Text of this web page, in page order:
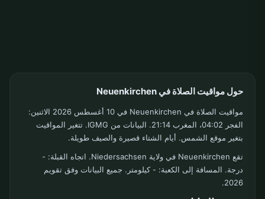
حول مواقيت الصلاة في Neuenkirchen
مواقيت الصلاة في Neuenkirchen في 10 أغسطس 2026 الاثنين:
الفجر 04:02، المغرب 21:14. البيانات من IGMG. تتغير المواقيت
بتغير موقع الشمس. أيام الشتاء قصيرة والصيف طويلة.
تقع Neuenkirchen في ولاية Niedersachsen. اتجاه القبلة: -
درجة. المسافة إلى الكعبة: - كيلومتر. جميع البيانات وفق تقويم
2026.